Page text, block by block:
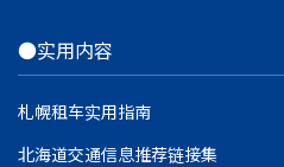
●实用内容
札幌租车实用指南
北海道交通信息推荐链接集